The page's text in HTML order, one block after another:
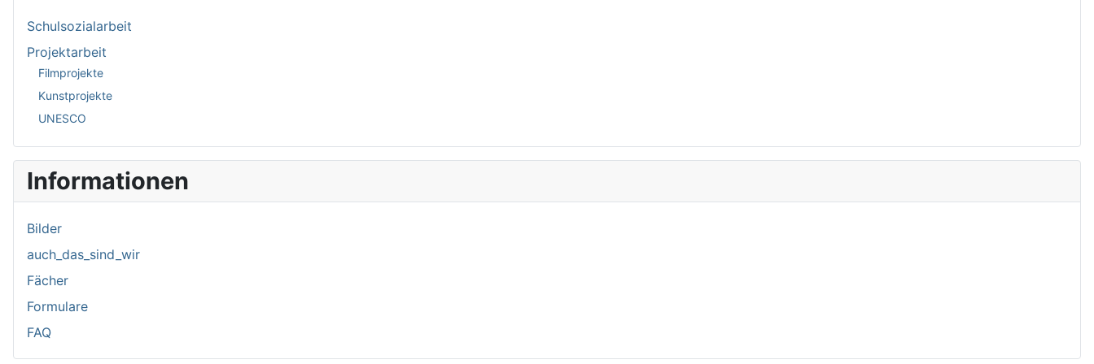
Schulsozialarbeit
Projektarbeit
Filmprojekte
Kunstprojekte
UNESCO
Informationen
Bilder
auch_das_sind_wir
Fächer
Formulare
FAQ